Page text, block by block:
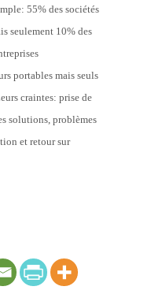
55% des sociétés
seulement 10% des
portables mais seuls
craintes: prise de
solutions, problèmes
et retour sur